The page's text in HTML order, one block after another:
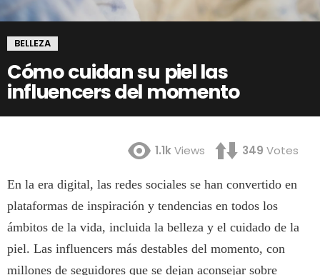
BELLEZA
Cómo cuidan su piel las
influencers del momento
1.1kViews 349 Votes
En la era digital, las redes sociales se han convertido en
plataformas de inspiración y tendencias en todos los
ámbitos de la vida, incluida la belleza y el cuidado de la
piel. Las influencers más destables del momento, con
millones de seguidores que se dejan aconsejar sobre